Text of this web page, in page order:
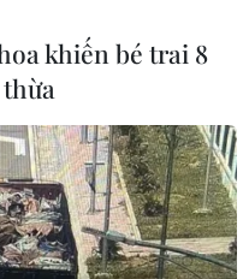
khiến bé trai 8